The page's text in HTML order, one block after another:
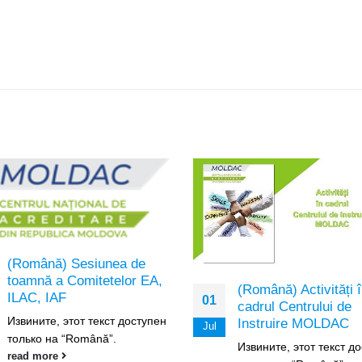
(Română) Activități în
cadrul Centrului de
Instruire MOLDAC
Извините, этот текст доступен
13
Mar
(Română) Instruire
domeniul aplicării
privind accesul la